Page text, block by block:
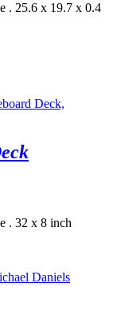
. 25.6 x 19.7 x 0.4
. 32 x 8 inch